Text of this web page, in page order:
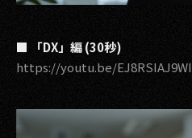
■ 「DX」編 (30秒)
https://youtu.be/EJ8RSIAJ9WI